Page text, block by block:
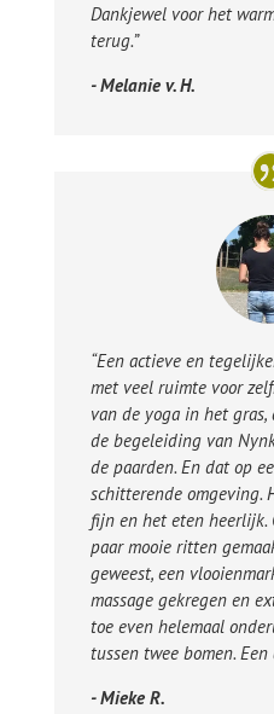
Dankjewel voor het
terug.”
- Melanie v. H.
“Een actieve en
met veel ruimte voor
van de yoga in het gras,
de begeleiding van
de paarden. En dat op
schitterende omgeving.
fijn en het eten heerlijk.
paar mooie ritten
geweest, een
massage gekregen en
toe even helemaal
tussen twee bomen. Een
- Mieke R.